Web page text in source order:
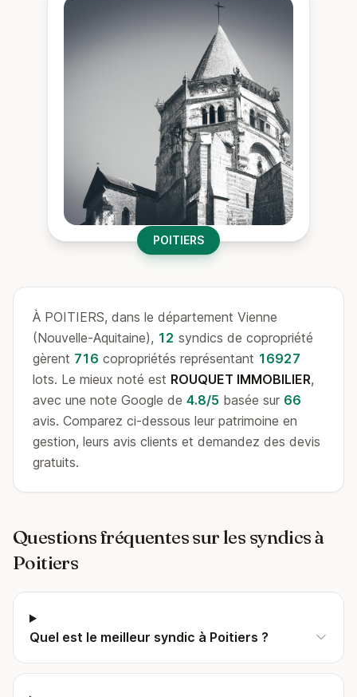
POITIERS
À POITIERS, dans le département Vienne
(Nouvelle-Aquitaine), 12 syndics de copropriété
gèrent 716 copropriétés représentant 16927
lots. Le mieux noté est ROUQUET IMMOBILIER,
avec une note Google de 4.8/5 basée sur 66
avis. Comparez ci-dessous leur patrimoine en
gestion, leurs avis clients et demandez des devis
gratuits.
Questions fréquentes sur les syndics à
Poitiers
Quel est le meilleur syndic à Poitiers ?